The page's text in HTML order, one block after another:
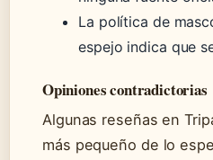
La política de
espejo indica que
Opiniones contradictorias
Algunas reseñas en
más pequeño de lo